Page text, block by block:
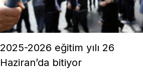
2025-2026 eğitim yılı 26
Haziran’da bitiyor